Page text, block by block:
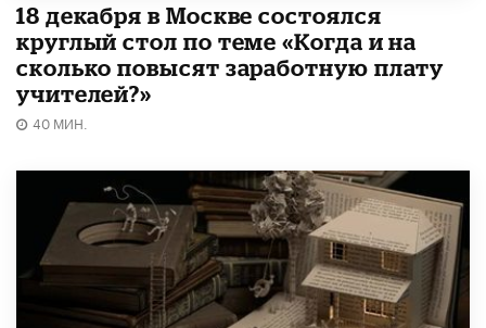
18 декабря в Москве состоялся
круглый стол по теме «Когда и на
сколько повысят заработную плату
учителей?»
40 МИН.